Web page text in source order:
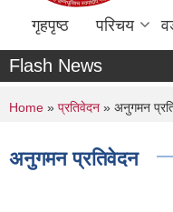
गृहपृष्ठ परिचय
Flash News
You are here
Home » प्रतिवेदन » अनुगमन
अनुगमन प्रतिवेदन